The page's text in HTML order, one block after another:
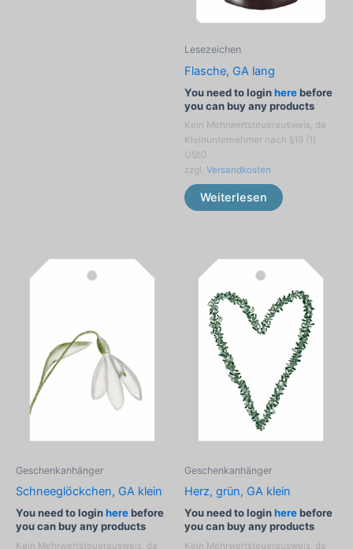
Lesezeichen
Flasche, GA lang
You need to loginherebefore
you can buy any products
Kein Mehrwertsteuerausweis, da
Kleinunternehmer nach §19 (1)
UStG.
zzgl. Versandkosten
Weiterlesen
Geschenkanhänger
Schneeglöckchen, GA klein
You need to loginherebefore
you can buy any products
Kein Mehrwertsteuerausweis, da
Geschenkanhänger
Herz, grün, GA klein
You need to loginherebefore
you can buy any products
Kein Mehrwertsteuerausweis, da